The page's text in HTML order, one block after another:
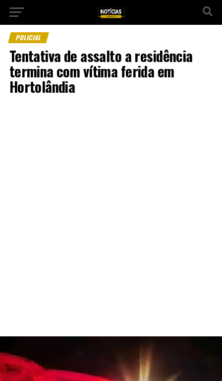
POLICIAL
Tentativa de assalto a residência
termina com vítima ferida em
Hortolândia